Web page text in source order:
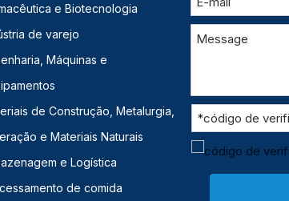
e Biotecnologia
de varejo
Máquinas e
de Construção, Metalurgia,
e Materiais Naturais
e Logística
de comida